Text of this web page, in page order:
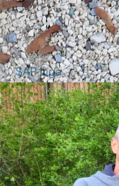
SAP Liga